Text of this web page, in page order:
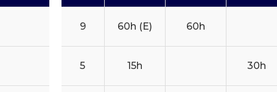
9 60h (E) 60h
5 15h 30h